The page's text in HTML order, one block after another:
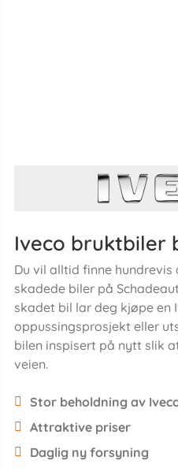
Iveco bruktbiler
Du vil alltid finne
skadede biler på
skadet bil lar deg kjøpe en
oppussingsprosjekt eller
bilen inspisert på nytt slik
veien.
Stor beholdning av
Attraktive priser
Daglig ny forsyning